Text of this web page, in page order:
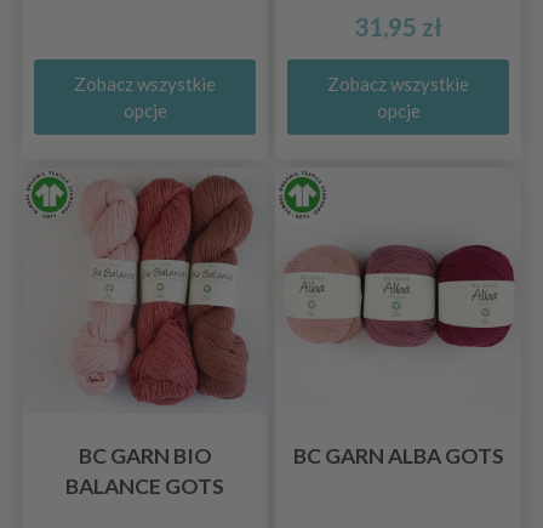
Zobacz wszystkie
opcje
31,95 zł
Zobacz wszystkie
opcje
BC GARN BIO
BALANCE GOTS
BC GARN ALBA GOTS